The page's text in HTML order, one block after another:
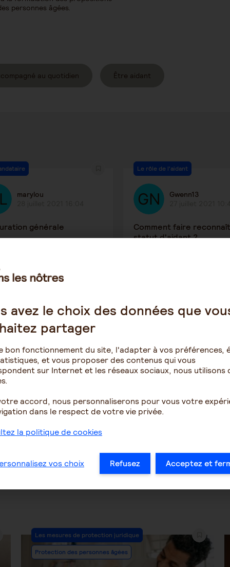
personnes âgées.
au quotidien Être aidant
marylou
générale
4356
Le rôle de l'aidant
Gwenn13
Comment faire
statut d'aidant ?
mom
9 juillet 2021 22:09
ad hoc pour
4111
Aidant familial étranger .
2
… 37 38 39
Post
Category:
Les mesures de protection juridique
Protection des personnes âgées
avez le choix des données que
partager
bon fonctionnement du site, l'adapter à vos préférences,
et vous proposer des contenus qui vous
sur Internet et les réseaux sociaux, nous utilisons
accord, nous personnaliserons pour vous votre
dans le respect de votre vie privée.
la politique de cookies
vos choix Refusez Acceptez et